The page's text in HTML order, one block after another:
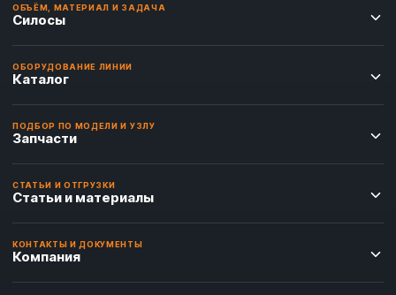
ОБЪЁМ, МАТЕРИАЛ И ЗАДАЧА
Силосы
ОБОРУДОВАНИЕ ЛИНИИ
Каталог
ПОДБОР ПО МОДЕЛИ И УЗЛУ
Запчасти
СТАТЬИ И ОТГРУЗКИ
Статьи и материалы
КОНТАКТЫ И ДОКУМЕНТЫ
Компания